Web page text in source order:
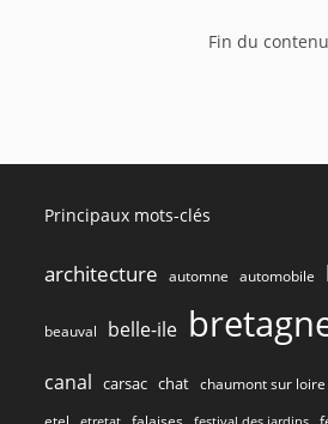
Etel
Fin du contenu
Principaux mots-clés
architecture automne automobile
beauval belle-ile
canal carsac chat chaumont sur loire